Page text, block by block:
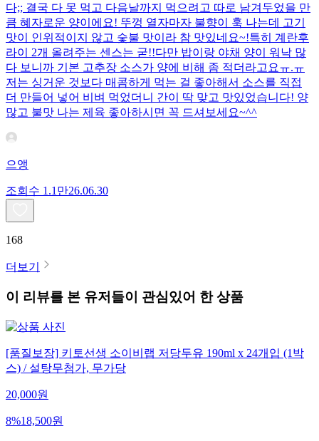
다;; 결국 다 못 먹고 다음날까지 먹으려고 따로 남겨두었을 만
큼 혜자로운 양이에요! 뚜껑 열자마자 불향이 훅 나는데 고기
맛이 인위적이지 않고 숯불 맛이라 참 맛있네요~!특히 계란후
라이 2개 올려주는 센스는 굳!! ​다만 밥이랑 야채 양이 워낙 많
다 보니까 기본 고추장 소스가 양에 비해 좀 적더라고요ㅠ.ㅠ
저는 싱거운 것보다 매콤하게 먹는 걸 좋아해서 소스를 직접
더 만들어 넣어 비벼 먹었더니 간이 딱 맞고 맛있었습니다! 양
많고 불맛 나는 제육 좋아하시면 꼭 드셔보세요~^^
으앵
조회수 1.1만26.06.30
168
더보기
이 리뷰를 본 유저들이 관심있어 한 상품
[품질보장] 키토선생 소이비랩 저당두유 190ml x 24개입 (1박
스) / 설탕무첨가, 무가당
20,000원
8%18,500원